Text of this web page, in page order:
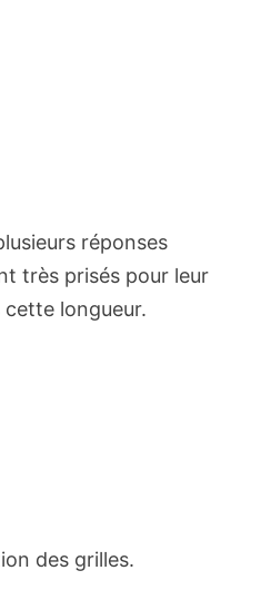
réponses
très prisés pour leur
longueur.
des grilles.